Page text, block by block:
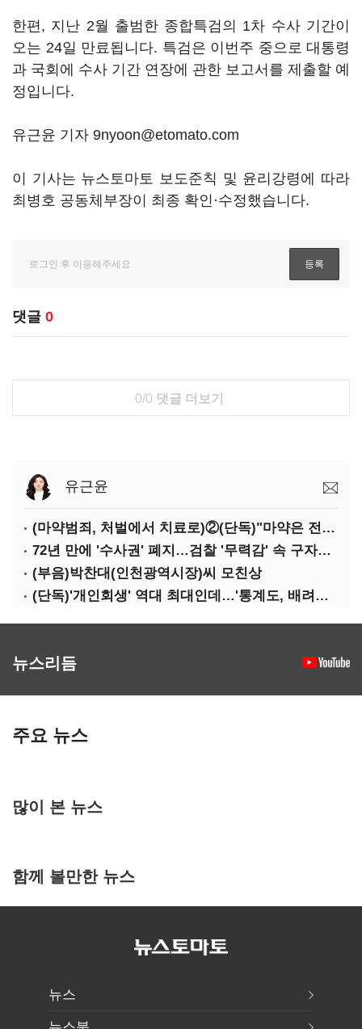
한편, 지난 2월 출범한 종합특검의 1차 수사 기간이
오는 24일 만료됩니다. 특검은 이번주 중으로 대통령
과 국회에 수사 기간 연장에 관한 보고서를 제출할 예
정입니다.
유근윤 기자 9nyoon@etomato.com
이 기사는 뉴스토마토 보도준칙 및 윤리강령에 따라
최병호 공동체부장이 최종 확인·수정했습니다.
댓글 0
0/0 댓글 더보기
유근윤
(마약범죄, 처벌에서 치료로)②(단독)"마약은 전염병…여성 맞춤형 재활과정 개발 중"
72년 만에 '수사권' 폐지…검찰 '무력감' 속 구자현 사의
(부음)박찬대(인천광역시장)씨 모친상
(단독)'개인회생' 역대 최대인데…'통계도, 배려도' 없는 사법부
뉴스리듬
주요 뉴스
많이 본 뉴스
함께 볼만한 뉴스
뉴스